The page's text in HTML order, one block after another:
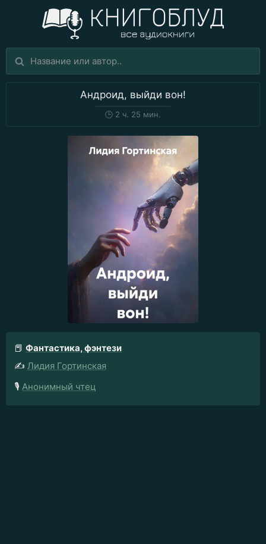
Андроид, выйди вон!
🕒 2 ч. 25 мин.
📕 Фантастика, фэнтези
✍️ Лидия Гортинская
🎙️ Анонимный чтец